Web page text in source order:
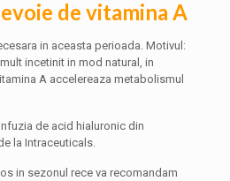
de vitamina A
in aceasta perioada. Motivul:
incetinit in mod natural, in
A accelereaza metabolismul
de acid hialuronic din
la Intraceuticals.
in sezonul rece va recomandam